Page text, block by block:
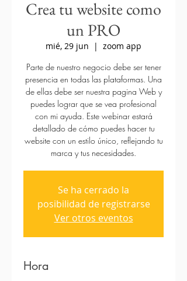
Crea tu website como
un PRO
mié, 29 jun
  |
zoom app
Parte de nuestro negocio debe ser tener
presencia en todas las plataformas. Una
de ellas debe ser nuestra pagina Web y
puedes lograr que se vea profesional
con mi ayuda. Este webinar estará
detallado de cómo puedes hacer tu
website con un estilo único, reflejando tu
marca y tus necesidades.
Se ha cerrado la
posibilidad de registrarse
Ver otros eventos
Hora